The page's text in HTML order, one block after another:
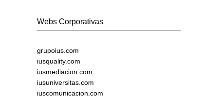
Webs Corporativas
grupoius.com
iusquality.com
iusmediacion.com
iusuniversitas.com
iuscomunicacion.com